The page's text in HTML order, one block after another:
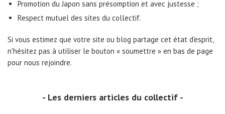
Promotion du Japon sans présomption et avec justesse ;
Respect mutuel des sites du collectif.
Si vous estimez que votre site ou blog partage cet état d'esprit,
n'hésitez pas à utiliser le bouton « soumettre » en bas de page
pour nous rejoindre.
Les derniers articles du collectif